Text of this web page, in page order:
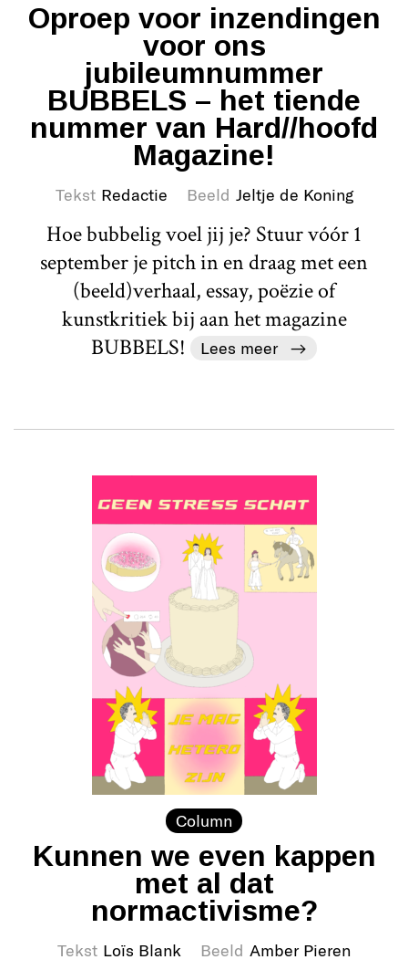
Oproep voor inzendingen
voor ons
jubileumnummer
BUBBELS – het tiende
nummer van Hard//hoofd
Magazine!
Tekst Redactie Beeld Jeltje de Koning
Hoe bubbelig voel jij je? Stuur vóór 1
september je pitch in en draag met een
(beeld)verhaal, essay, poëzie of
kunstkritiek bij aan het magazine
BUBBELS!
Lees meer
Column
Kunnen we even kappen
met al dat
normactivisme?
Tekst Loïs Blank Beeld Amber Pieren